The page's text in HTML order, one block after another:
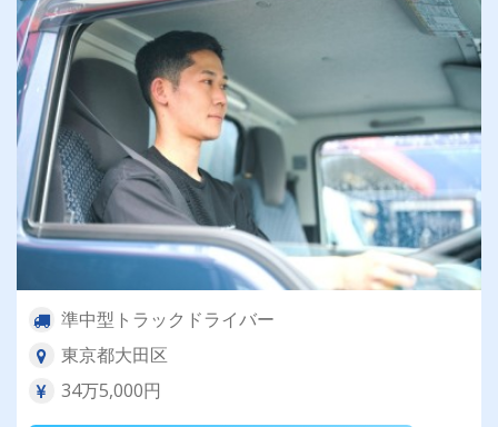
準中型トラックドライバー
東京都大田区
34万5,000円